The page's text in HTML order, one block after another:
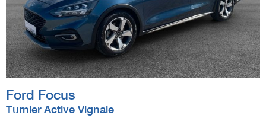
Ford Focus
Turnier Active Vignale